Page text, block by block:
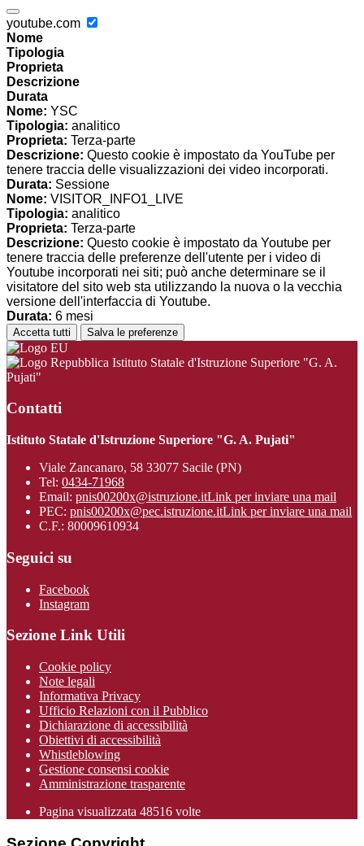
youtube.com
Nome
Tipologia
Proprieta
Descrizione
Durata
Nome: YSC
Tipologia: analitico
Proprieta: Terza-parte
Descrizione: Questo cookie è impostato da YouTube per
tenere traccia delle visualizzazioni dei video incorporati.
Durata: Sessione
Nome: VISITOR_INFO1_LIVE
Tipologia: analitico
Proprieta: Terza-parte
Descrizione: Questo cookie è impostato da Youtube per
tenere traccia delle preferenze dell'utente per i video di
Youtube incorporati nei siti; può anche determinare se il
visitatore del sito web sta utilizzando la nuova o la vecchia
versione dell'interfaccia di Youtube.
Durata: 6 mesi
Accetta tutti Salva le preferenze
Istituto Statale d'Istruzione Superiore "G. A.
Pujati"
Contatti
Istituto Statale d'Istruzione Superiore "G. A. Pujati"
Viale Zancanaro, 58 33077 Sacile (PN)
Tel: 0434-71968
Email: pnis00200x@istruzione.itLink per inviare una mail
PEC: pnis00200x@pec.istruzione.itLink per inviare una mail
C.F.: 80009610934
Seguici su
Facebook
Instagram
Sezione Link Utili
Cookie policy
Note legali
Informativa Privacy
Ufficio Relazioni con il Pubblico
Dichiarazione di accessibilità
Obiettivi di accessibilità
Whistleblowing
Gestione consensi cookie
Amministrazione trasparente
Pagina visualizzata 48516 volte